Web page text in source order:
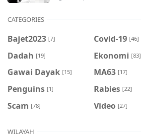
CATEGORIES
Bajet2023 [7] Covid-19 [46]
Dadah [19] Ekonomi [83]
Gawai Dayak [15] MA63 [17]
Penguins [1] Rabies [22]
Scam [78] Video [27]
WILAYAH